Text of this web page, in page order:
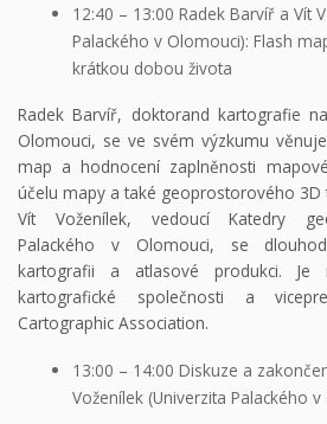
12:40 – 13:00 Radek Barvíř a Vít
Palackého v Olomouci): Flash
krátkou dobou života
Radek Barvíř, doktorand kartografie
Olomouci, se ve svém výzkumu
map a hodnocení zaplněnosti
účelu mapy a také geoprostorového 3D
Vít Voženílek, vedoucí Katedry
Palackého v Olomouci, se
kartografii a atlasové produkci. Je
kartografické společnosti a
Cartographic Association.
13:00 – 14:00 Diskuze a
Voženílek (Univerzita Palackého